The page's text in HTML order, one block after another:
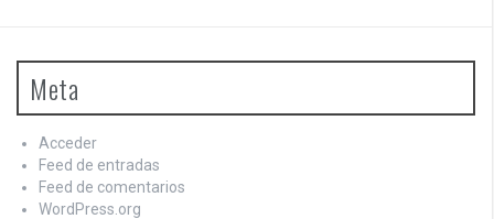
Meta
Acceder
Feed de entradas
Feed de comentarios
WordPress.org